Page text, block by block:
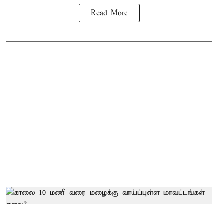
Read More